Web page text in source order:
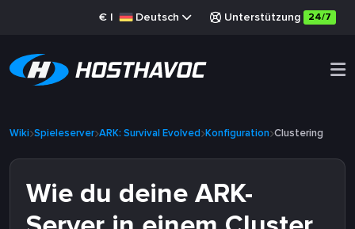
€ | Deutsch Unterstützung 24/7
Wiki Spieleserver ARK: Survival Evolved Konfiguration Clustering
Wie du deine ARK-